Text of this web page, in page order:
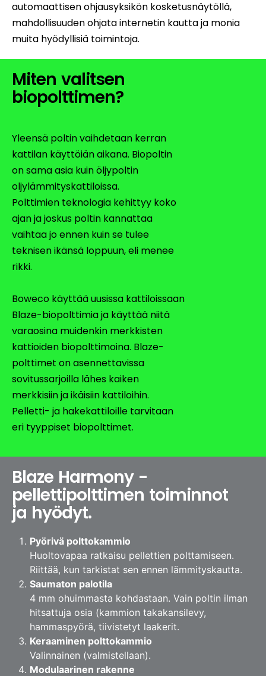
automaattisen ohjausyksikön kosketusnäytöllä,
mahdollisuuden ohjata internetin kautta ja monia
muita hyödyllisiä toimintoja.
Miten valitsen
biopolttimen?
Yleensä poltin vaihdetaan kerran
kattilan käyttöiän aikana. Biopoltin
on sama asia kuin öljypoltin
oljylämmityskattiloissa.
Polttimien teknologia kehittyy koko
ajan ja joskus poltin kannattaa
vaihtaa jo ennen kuin se tulee
teknisen ikänsä loppuun, eli menee
rikki.
Boweco käyttää uusissa kattiloissaan
Blaze-biopolttimia ja käyttää niitä
varaosina muidenkin merkkisten
kattioiden biopolttimoina. Blaze-
polttimet on asennettavissa
sovitussarjoilla lähes kaiken
merkkisiin ja ikäisiin kattiloihin.
Pelletti- ja hakekattiloille tarvitaan
eri tyyppiset biopolttimet.
Blaze Harmony -
pellettipolttimen toiminnot
ja hyödyt.
Pyörivä polttokammio
Huoltovapaa ratkaisu pellettien polttamiseen.
Riittää, kun tarkistat sen ennen lämmityskautta.
Saumaton palotila
4 mm ohuimmasta kohdastaan. Vain poltin ilman
hitsattuja osia (kammion takakansilevy,
hammaspyörä, tiivistetyt laakerit.
Keraaminen polttokammio
Valinnainen (valmistellaan).
Modulaarinen rakenne